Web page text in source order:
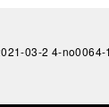
03-2 4-